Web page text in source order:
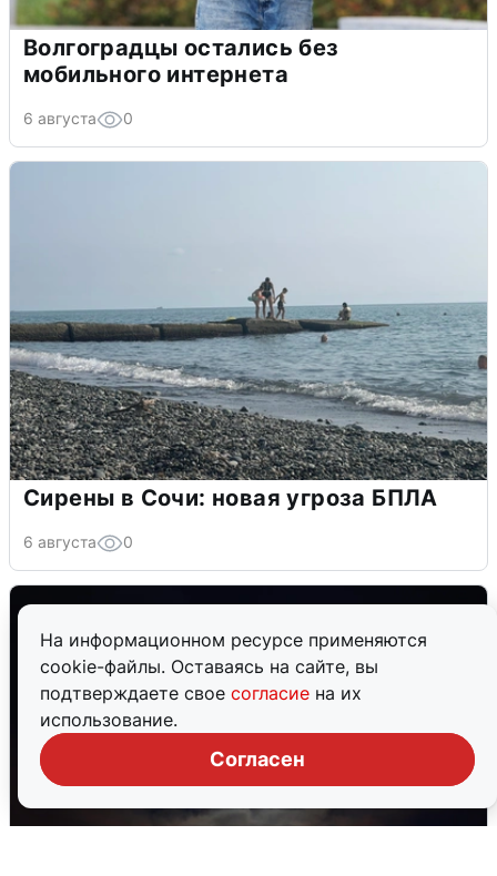
На информационном ресурсе применяются
cookie-файлы. Оставаясь на сайте, вы
подтверждаете свое согласие на их
использование.
Согласен
Волгоградцы остались без
мобильного интернета
6 августа 0
Сирены в Сочи: новая угроза БПЛА
6 августа 0